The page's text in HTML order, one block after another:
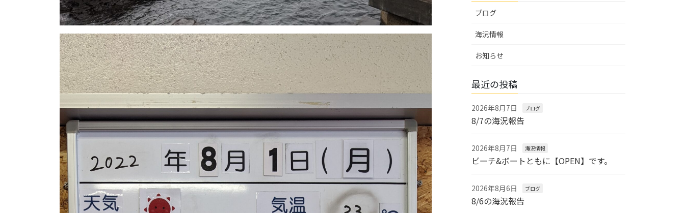
ブログ
海況情報
お知らせ
最近の投稿
2026年8月7日 ブログ
8/7の海況報告
2026年8月7日 海況情報
ビーチ&ボートともに【OPEN】です。
2026年8月6日 ブログ
8/6の海況報告